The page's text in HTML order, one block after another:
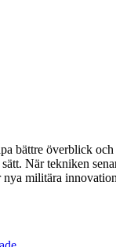
bättre överblick
När tekniken
militära